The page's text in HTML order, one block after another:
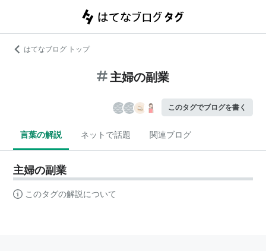
はてなブログ トップ
主婦の副業
このタグでブログを書く
言葉の解説 ネットで話題 関連ブログ
主婦の副業
このタグの解説について